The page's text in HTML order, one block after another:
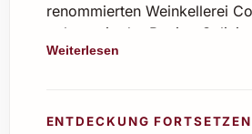
renommierten Weinkellerei
gelegen in der Region
Jahrgang 2023 besticht
Mineralität.
Weiterlesen
ENTDECKUNG FORTSETZEN